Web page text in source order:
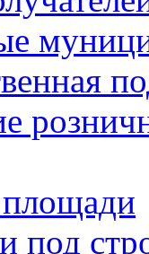
под